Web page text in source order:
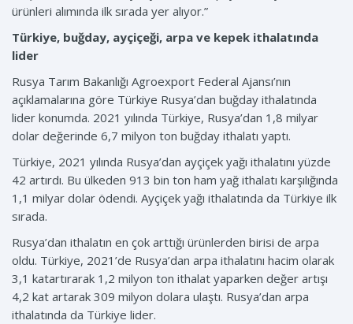
ürünleri alımında ilk sırada yer alıyor.”
Türkiye, buğday, ayçiçeği, arpa ve kepek ithalatında
lider
Rusya Tarım Bakanlığı Agroexport Federal Ajansı’nın
açıklamalarına göre Türkiye Rusya’dan buğday ithalatında
lider konumda. 2021 yılında Türkiye, Rusya’dan 1,8 milyar
dolar değerinde 6,7 milyon ton buğday ithalatı yaptı.
Türkiye, 2021 yılında Rusya’dan ayçiçek yağı ithalatını yüzde
42 artırdı. Bu ülkeden 913 bin ton ham yağ ithalatı karşılığında
1,1 milyar dolar ödendi. Ayçiçek yağı ithalatında da Türkiye ilk
sırada.
Rusya’dan ithalatın en çok arttığı ürünlerden birisi de arpa
oldu. Türkiye, 2021’de Rusya’dan arpa ithalatını hacim olarak
3,1 katartırarak 1,2 milyon ton ithalat yaparken değer artışı
4,2 kat artarak 309 milyon dolara ulaştı. Rusya’dan arpa
ithalatında da Türkiye lider.